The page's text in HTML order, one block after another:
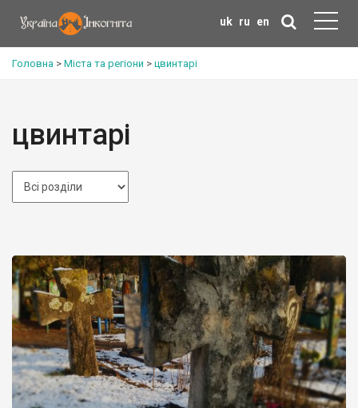
uk ru en
Головна > Міста та регіони > цвинтарі
цвинтарі